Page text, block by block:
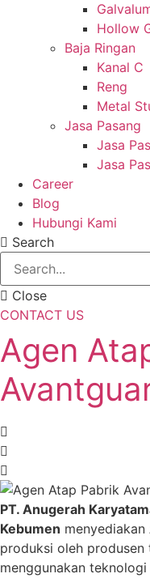
Hollow
Baja Ringan
Kanal C
Reng
Metal
Jasa Pasang
Jasa
Jasa
Career
Blog
Hubungi Kami
Search
Close
CONTACT US
Agen
PT. Anugerah
Kebumen
produksi oleh produsen
menggunakan